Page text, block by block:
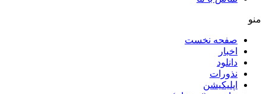
منو
صفحه نخست
اخبار
دانلود
نذورات
اپلیکیشن